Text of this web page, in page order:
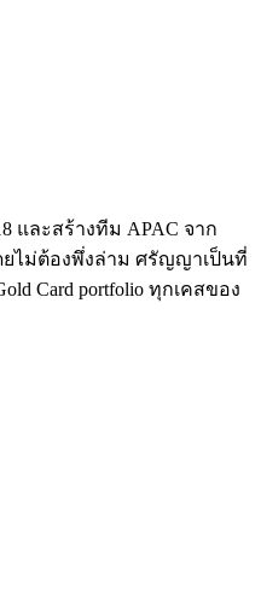
และสร้างทีม APAC จาก
ยไม่ต้องพึ่งล่าม ศรัญญาเป็นที่
Card portfolio ทุกเคสของ